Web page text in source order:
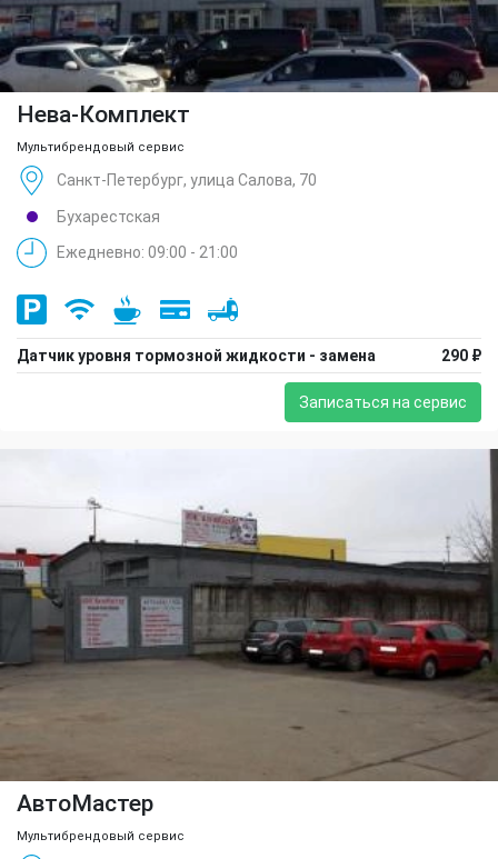
Нева-Комплект
Мультибрендовый сервис
Санкт-Петербург, улица Салова, 70
Бухарестская
Ежедневно: 09:00 - 21:00
Датчик уровня тормозной жидкости - замена 290 ₽
Записаться на сервис
АвтоМастер
Мультибрендовый сервис